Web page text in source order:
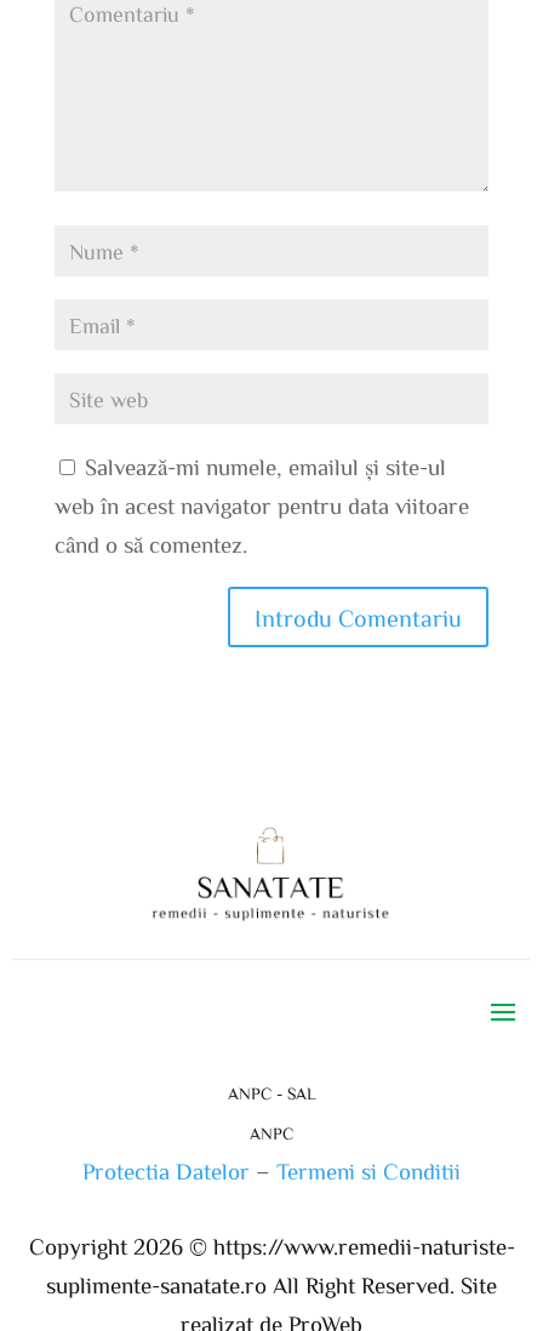
Salvează-mi numele, emailul și site-ul
web în acest navigator pentru data viitoare
când o să comentez.
ANPC - SAL
ANPC
Protectia Datelor – Termeni si Conditii
Copyright 2026 ©https://www.remedii-naturiste-
suplimente-sanatate.ro All Right Reserved. Site
realizat de ProWeb